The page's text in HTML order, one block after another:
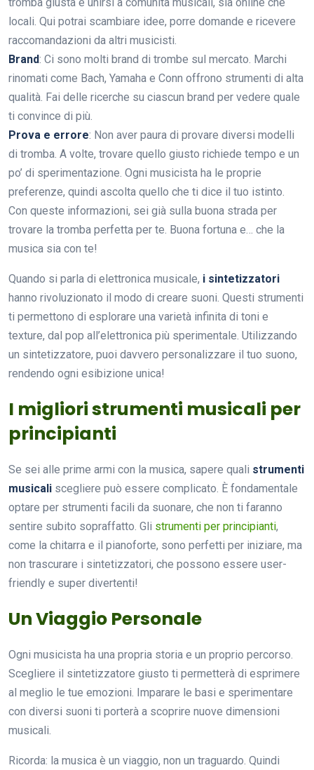
locali. Qui potrai scambiare idee, porre domande e ricevere
raccomandazioni da altri musicisti.
Brand: Ci sono molti brand di trombe sul mercato. Marchi
rinomati come Bach, Yamaha e Conn offrono strumenti di alta
qualità. Fai delle ricerche su ciascun brand per vedere quale
ti convince di più.
Prova e errore: Non aver paura di provare diversi modelli
di tromba. A volte, trovare quello giusto richiede tempo e un
po’ di sperimentazione. Ogni musicista ha le proprie
preferenze, quindi ascolta quello che ti dice il tuo istinto.
Con queste informazioni, sei già sulla buona strada per
trovare la tromba perfetta per te. Buona fortuna e… che la
musica sia con te!
Quando si parla di elettronica musicale, i sintetizzatori
hanno rivoluzionato il modo di creare suoni. Questi strumenti
ti permettono di esplorare una varietà infinita di toni e
texture, dal pop all’elettronica più sperimentale. Utilizzando
un sintetizzatore, puoi davvero personalizzare il tuo suono,
rendendo ogni esibizione unica!
I migliori strumenti musicali per
principianti
Se sei alle prime armi con la musica, sapere quali strumenti
musicali scegliere può essere complicato. È fondamentale
optare per strumenti facili da suonare, che non ti faranno
sentire subito sopraffatto. Gli strumenti per principianti,
come la chitarra e il pianoforte, sono perfetti per iniziare, ma
non trascurare i sintetizzatori, che possono essere user-
friendly e super divertenti!
Un Viaggio Personale
Ogni musicista ha una propria storia e un proprio percorso.
Scegliere il sintetizzatore giusto ti permetterà di esprimere
al meglio le tue emozioni. Imparare le basi e sperimentare
con diversi suoni ti porterà a scoprire nuove dimensioni
musicali.
Ricorda: la musica è un viaggio, non un traguardo. Quindi